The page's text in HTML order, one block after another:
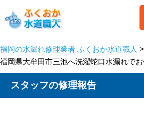
福岡の水漏れ修理業者 ふくおか水道職人 >
福岡県大牟田市三池へ洗濯蛇口水漏れでお
スタッフの修理報告